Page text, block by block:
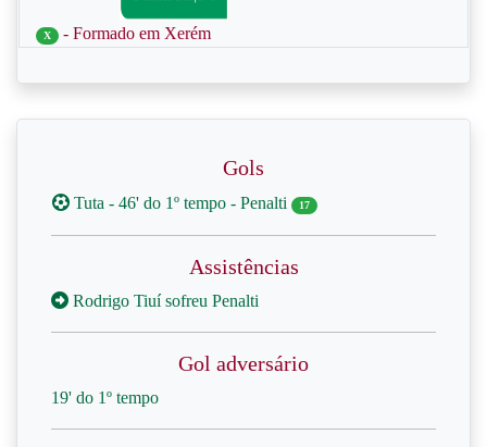
X - Formado em Xerém
Gols
Tuta - 46' do 1º tempo - Penalti 17
Assistências
Rodrigo Tiuí sofreu Penalti
Gol adversário
19' do 1º tempo